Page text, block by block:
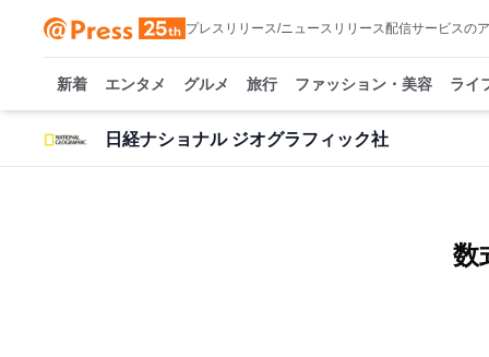
プレスリリース/ニュースリリース配信サービスの
新着 エンタメ グルメ 旅行 ファッション・美容 ライ
日経ナショナル ジオグラフィック社
数